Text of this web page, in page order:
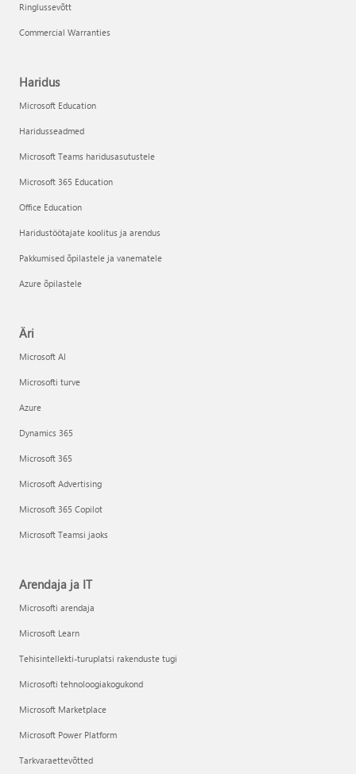
Ringlussevõtt
Commercial Warranties
Haridus
Microsoft Education
Haridusseadmed
Microsoft Teams haridusasutustele
Microsoft 365 Education
Office Education
Haridustöötajate koolitus ja arendus
Pakkumised õpilastele ja vanematele
Azure õpilastele
Äri
Microsoft AI
Microsofti turve
Azure
Dynamics 365
Microsoft 365
Microsoft Advertising
Microsoft 365 Copilot
Microsoft Teamsi jaoks
Arendaja ja IT
Microsofti arendaja
Microsoft Learn
Tehisintellekti-turuplatsi rakenduste tugi
Microsofti tehnoloogiakogukond
Microsoft Marketplace
Microsoft Power Platform
Tarkvaraettevõtted